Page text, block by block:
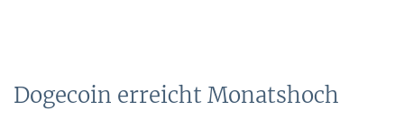
Dogecoin erreicht Monatshoch